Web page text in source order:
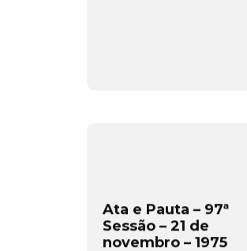
Ata e Pauta – 97ª
Sessão – 21 de
novembro – 1975